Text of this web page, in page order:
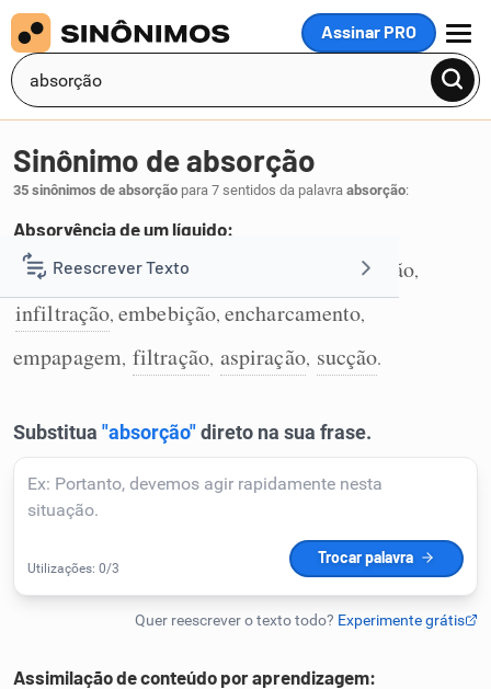
Assinar PRO
MENU
Reescrever Texto
Resumir Texto
Detector de IA
Humanizador de IA
Sinônimo de absorção
35 sinônimos de absorção para 7 sentidos da palavra absorção:
Absorvência de um líquido:
1 absorvência,absorvimento impregnação,
infiltração,embebição,encharcamento,
empapagem, filtração, aspiração, sucção.
Assimilação de conteúdo por aprendizagem: